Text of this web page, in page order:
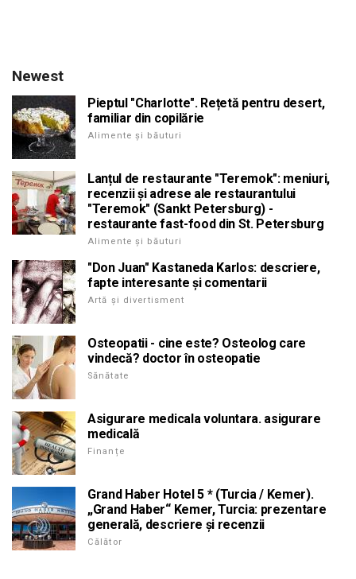
Newest
Pieptul "Charlotte". Rețetă pentru desert,
familiar din copilărie
Alimente și băuturi
Lanțul de restaurante "Teremok": meniuri,
recenzii și adrese ale restaurantului
"Teremok" (Sankt Petersburg) -
restaurante fast-food din St. Petersburg
Alimente și băuturi
"Don Juan" Kastaneda Karlos: descriere,
fapte interesante și comentarii
Artă și divertisment
Osteopatii - cine este? Osteolog care
vindecă? doctor în osteopatie
Sănătate
Asigurare medicala voluntara. asigurare
medicală
Finanțe
Grand Haber Hotel 5 * (Turcia / Kemer).
„Grand Haber“ Kemer, Turcia: prezentare
generală, descriere și recenzii
Călător